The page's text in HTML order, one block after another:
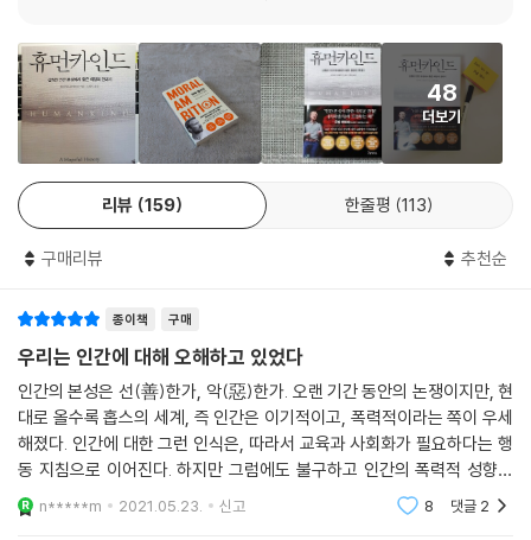
템, 지식과 세계관 등이 인간에 대한 냉소적 견해를 기반으로 작동하고 있
다고 날카롭게 지적한다. 나아가 사람들이 서로를 믿지 못할 때 우리는 스
스로 권력에 통제 대상으로 전락하며, 자극적이고 편향적인 언론 보도는
이러한 현실을 외면하게 만든다는 것이다. 이에 『휴먼카인드』는 중대한 질
문을 제기한다. “인간 본성은 과연 이기적인가?” 저자는 인간 본성에 대한
비관적 인식이야말로 우리가 처한 불평등과 혐오, 불신과 같은 모든 비극
의 기원이라는 사실에 주목하여, 방대한 사료와 함께 심리학, 진화생물학,
발굴해낸다. 그리고 추천의 글을 쓴 최재천 교수의 말처럼 “우리가 지금까
이기적 인간이라는 통념을 모조리 뒤엎어버린다.” 『휴먼카인드』는 바로
우리의 뇌리에서 잊혀진, 그리고 역사와 권력과 미디어가 감춰온 인간의
선한 민낯을 완성해나가는 방대한 여정을 담은 희망의 연대기다.
“인간은 악마가 되는 길보다 선한 행위를 위해 온 힘을 다한다 ”
‘루시퍼 이펙트’ ‘전기충격 실험’ ‘방관자 효과’ 등 각종 연구의 오류와 모순
을 파헤치다
48
더보기
리뷰 159 한줄평 113
구매리뷰 추천순
종이책 구매
우리는 인간에 대해 오해하고 있었다
인간의 본성은 선(善)한가, 악(惡)한가. 오랜 기간 동안의 논쟁이지만, 현
대로 올수록 홉스의 세계, 즉 인간은 이기적이고, 폭력적이라는 쪽이 우세
해졌다. 인간에 대한 그런 인식은, 따라서 교육과 사회화가 필요하다는 행
동 지침으로 이어진다. 하지만 그럼에도 불구하고 인간의 폭력적 성향은
부지불식간에 튀어나오고, 세상은 나빠지고 있다고 한다. 닉 레인의 《낙관
적 이성주의자》
n*****m 2021.05.23. 신고 8 댓글 2